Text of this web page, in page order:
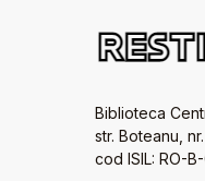
Biblioteca
str. Boteanu,
cod ISIL: RO-